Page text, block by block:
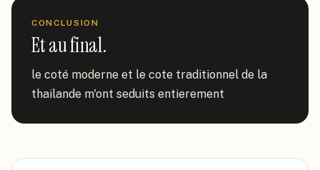
CONCLUSION
Et au final.
le coté moderne et le cote traditionnel de la
thailande m'ont seduits entierement